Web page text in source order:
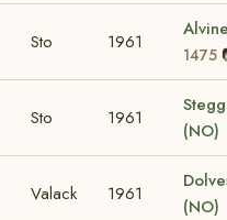
Sto 1961
1475
Sto 1961
(NO)
Valack 1961
(NO)